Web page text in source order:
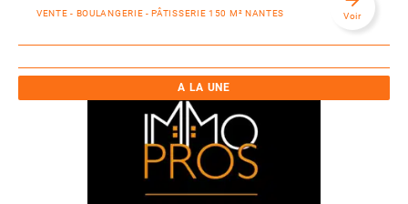
VENTE - BOULANGERIE - PÂTISSERIE 150 M² NANTES Voir
A LA UNE